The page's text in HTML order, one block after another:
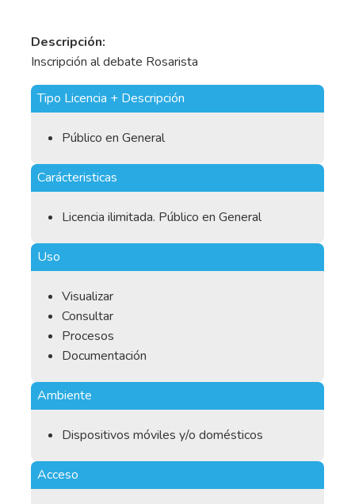
Descripción:
Inscripción al debate Rosarista
Tipo Licencia + Descripción
Público en General
Carácteristicas
Licencia ilimitada. Público en General
Uso
Visualizar
Consultar
Procesos
Documentación
Ambiente
Dispositivos móviles y/o domésticos
Acceso